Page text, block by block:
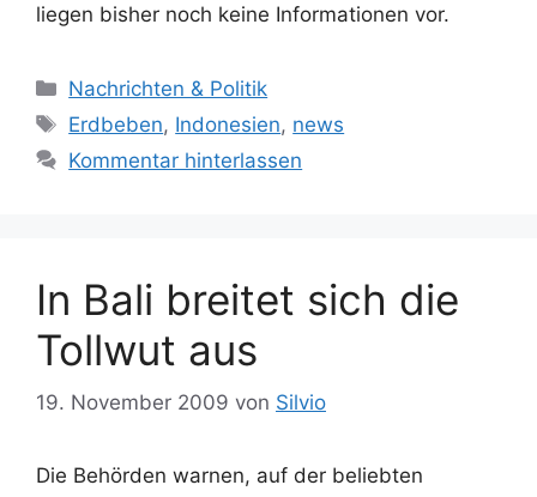
liegen bisher noch keine Informationen vor.
Kategorien
Nachrichten & Politik
Schlagwörter
Erdbeben, Indonesien, news
Kommentar hinterlassen
In Bali breitet sich die
Tollwut aus
19. November 2009 von Silvio
Die Behörden warnen, auf der beliebten